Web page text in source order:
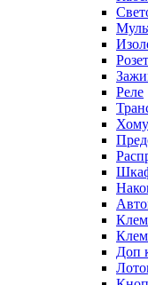
Реле
Доп